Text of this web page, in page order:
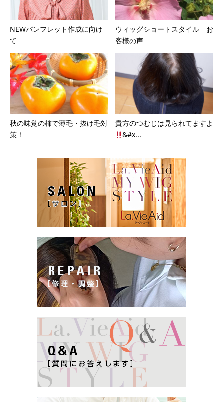
NEWパンフレット作成に向け
て
ウィッグショートスタイル お
客様の声
秋の味覚の柿で薄毛・抜け毛対
策！
貴方のつむじは見られてますよ
&#x...